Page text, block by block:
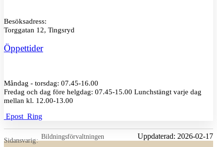
Besöksadress:
Torggatan 12, Tingsryd
Öppettider
Måndag - torsdag: 07.45-16.00
Fredag och dag före helgdag: 07.45-15.00 Lunchstängt varje dag
mellan kl. 12.00-13.00
Epost Ring
Bildningsförvaltningen
Sidansvarig
Uppdaterad: 2026-02-17